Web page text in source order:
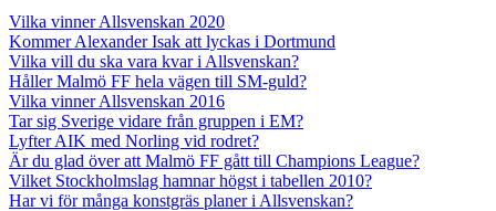
Vilka vinner Allsvenskan 2020
Kommer Alexander Isak att lyckas i Dortmund
Vilka vill du ska vara kvar i Allsvenskan?
Håller Malmö FF hela vägen till SM-guld?
Vilka vinner Allsvenskan 2016
Tar sig Sverige vidare från gruppen i EM?
Lyfter AIK med Norling vid rodret?
Är du glad över att Malmö FF gått till Champions League?
Vilket Stockholmslag hamnar högst i tabellen 2010?
Har vi för många konstgräs planer i Allsvenskan?